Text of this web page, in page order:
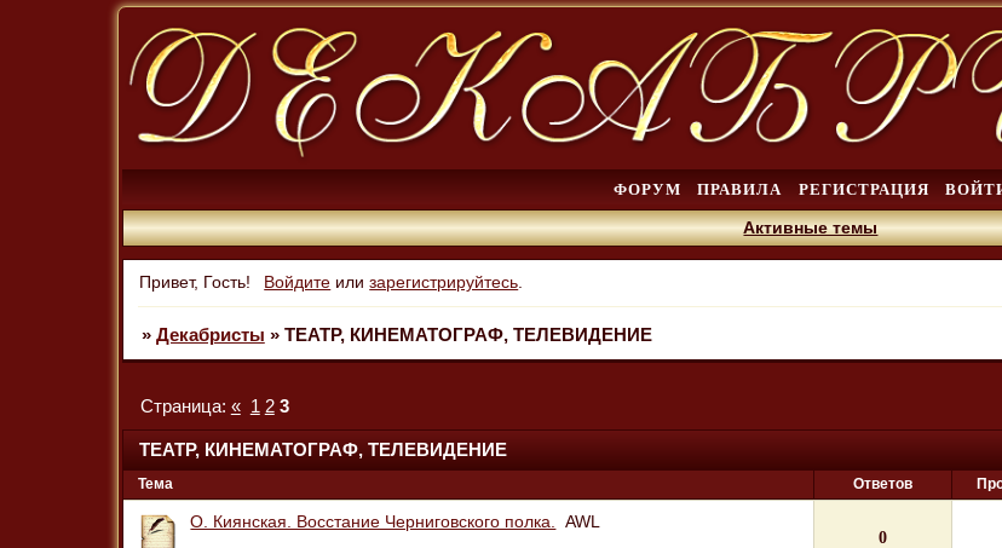
ФОРУМ ПРАВИЛА РЕГИСТРАЦИЯ
Активные темы
Привет, Гость! Войдите илизарегистрируйтесь.
» Декабристы » ТЕАТР, КИНЕМАТОГРАФ, ТЕЛЕВИДЕНИЕ
ТЕАТР, КИНЕМАТОГРАФ, ТЕЛЕВИДЕНИЕ
Страница: « 1 2 3
Тема Ответов
О. Киянская. Восстание Черниговского полка.
AWL
0